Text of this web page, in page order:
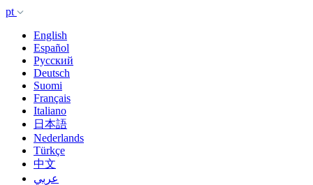
pt
English
Español
Русский
Deutsch
Suomi
Français
Italiano
日本語
Nederlands
Türkçe
中文
عربي